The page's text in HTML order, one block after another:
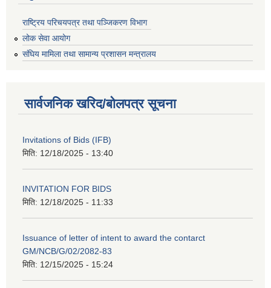
राष्ट्रिय परिचयपत्र तथा पञ्जिकरण विभाग
लोक सेवा आयोग
संघिय मामिला तथा सामान्य प्रशासन मन्त्रालय
सार्वजनिक खरिद/बोलपत्र सूचना
Invitations of Bids (IFB)
मिति: 12/18/2025 - 13:40
INVITATION FOR BIDS
मिति: 12/18/2025 - 11:33
Issuance of letter of intent to award the contarct
GM/NCB/G/02/2082-83
मिति: 12/15/2025 - 15:24